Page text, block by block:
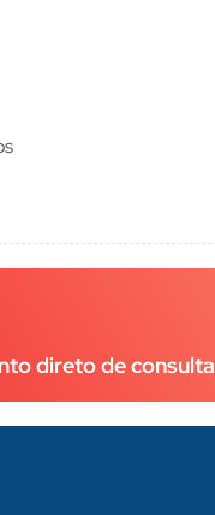
direto de